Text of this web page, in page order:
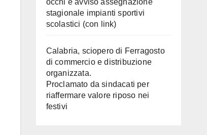
occhi e avviso assegnazione
stagionale impianti sportivi
scolastici (con link)
Calabria, sciopero di Ferragosto
di commercio e distribuzione
organizzata.
Proclamato da sindacati per
riaffermare valore riposo nei
festivi